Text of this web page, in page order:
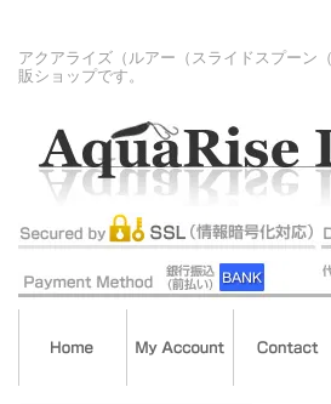
アクアライズ（ルアー（スライドスプーン
販ショップです。